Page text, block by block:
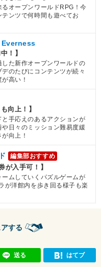
オープンワールドRPG！今
ンツで何時間も遊べてお
！】
た新作オープンワールドの
のたびにコンテンツが続々
高い！
向上！】
手応えのあるアクションが
日々のミッション難易度緩
向上！
編集部おすすめ
が入手可！】
ムしていくパズルゲームが
が洋館内を歩き回る様子も楽
する
送る はてブ